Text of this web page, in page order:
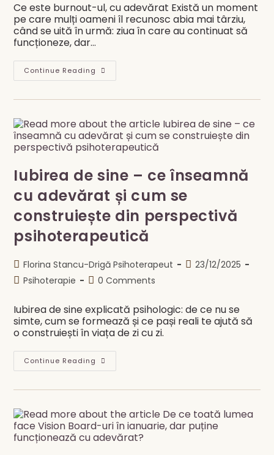
Ce este burnout-ul, cu adevărat Există un moment
pe care mulți oameni îl recunosc abia mai târziu,
când se uită în urmă: ziua în care au continuat să
funcționeze, dar…
Continue Reading Burnout-
Ul
Este
Pierderea
Sensului.
Iubirea de sine – ce înseamnă
cu adevărat și cum se
construiește din perspectivă
psihoterapeutică
Post
author:
Florina Stancu-Drigă Psihoterapeut
Post23/12/2025
PostPsihoterapie
Post0 Comments
Iubirea de sine explicată psihologic: de ce nu se
simte, cum se formează și ce pași reali te ajută să
o construiești în viața de zi cu zi.
Continue Reading Iubirea
De
–
Cu
Adevărat
Și
Cum